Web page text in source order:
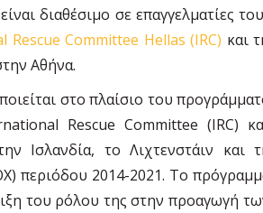
διαθέσιμο σε επαγγελματίες
Rescue Committee Hellas (IRC) και
Αθήνα.
στο πλαίσιο του
Rescue Committee (IRC)
Ισλανδία, το Λιχτενστάιν
περιόδου 2014-2021. Το
του ρόλου της στην προαγωγή